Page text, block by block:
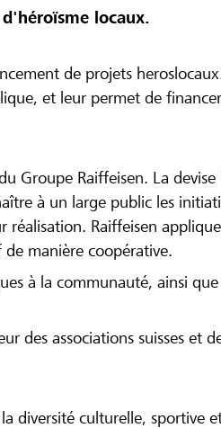
locaux.
de projets
et leur permet de
Groupe Raiffeisen. La
à un large public les
réalisation. Raiffeisen
manière coopérative.
à la communauté, ainsi
des associations suisses et
diversité culturelle, sportive